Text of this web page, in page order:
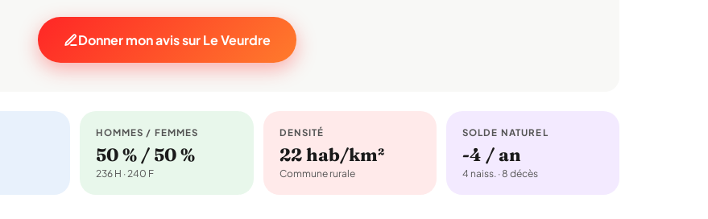
Donner mon avis sur Le Veurdre
HOMMES / FEMMES
50 % / 50 %
236 H · 240 F
DENSITÉ
22 hab/km²
Commune rurale
SOLDE NATUREL
-4 / an
4 naiss. · 8 décès